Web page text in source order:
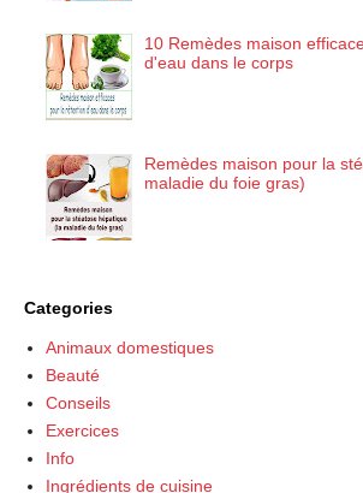
10 Remèdes maison
d'eau dans le corps
Remèdes maison pour la
maladie du foie gras)
Categories
Animaux domestiques
Beauté
Conseils
Exercices
Info
Ingrédients de cuisine